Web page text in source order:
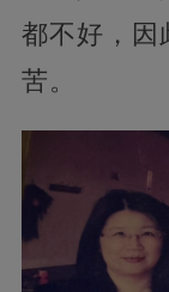
都不好，因
苦。